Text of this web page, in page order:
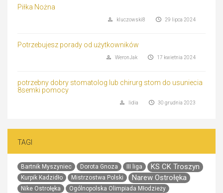
Piłka Nożna
29 lipca 2024
kluczowski8
Potrzebujesz porady od użytkowników
17 kwietnia 2024
WeronJak
potrzebny dobry stomatolog lub chirurg stom do usuniecia
8semki pomocy
30 grudnia 2023
lidia
TAGI
Bartnik Myszyniec Dorota Gnoza III liga KS CK Troszyn
Kurpik Kadzidło Mistrzostwa Polski Narew Ostrołęka
Nike Ostrołęka
Ogólnopolska Olimpiada Młodzieży